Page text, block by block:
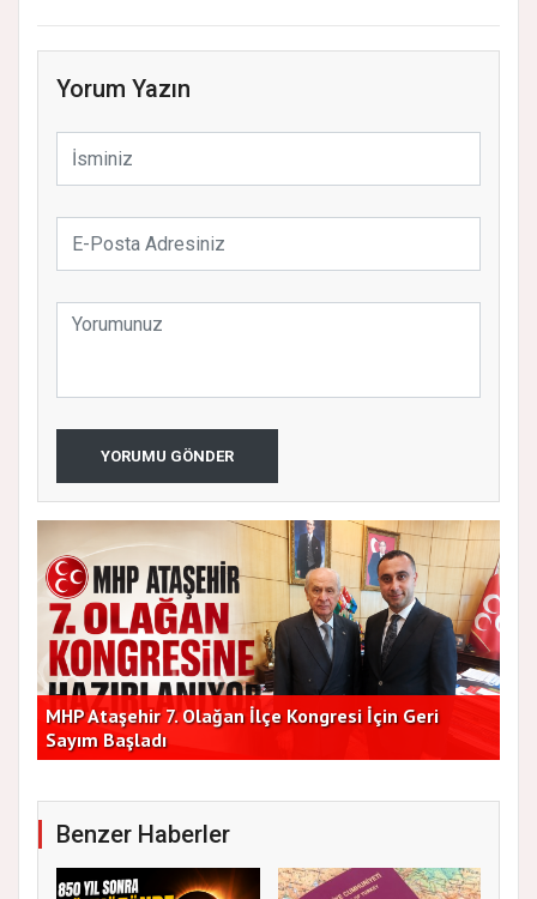
Yorum Yazın
YORUMU GÖNDER
MHP Ataşehir 7. Olağan İlçe Kongresi İçin Geri
Sayım Başladı
Benzer Haberler